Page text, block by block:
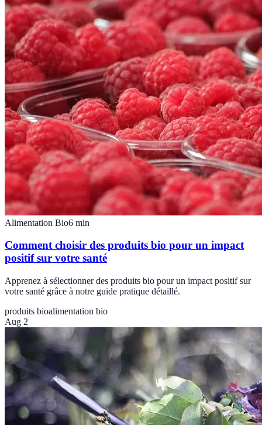
Alimentation Bio6 min
Comment choisir des produits bio pour un impact
positif sur votre santé
Apprenez à sélectionner des produits bio pour un impact positif sur
votre santé grâce à notre guide pratique détaillé.
produits bioalimentation bio
Aug 2